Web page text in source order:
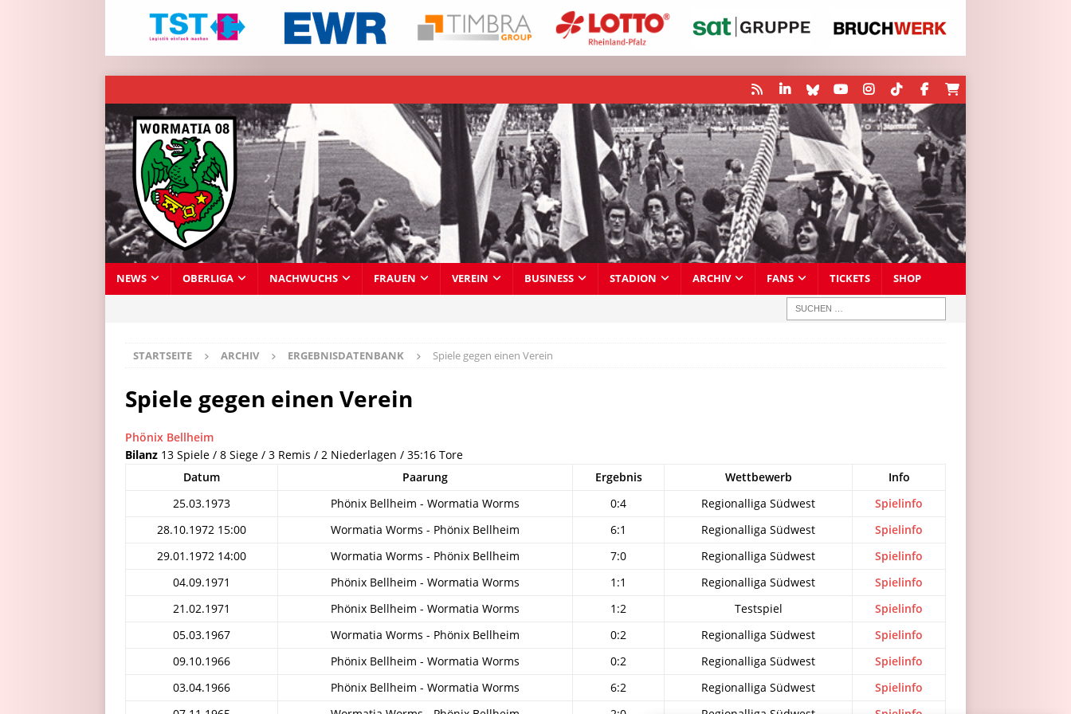
NEWS OBERLIGA NACHWUCHS FRAUEN VEREIN BUSINESS STADION ARCHIV FANS TICKETS SHOP
STARTSEITE ARCHIV ERGEBNISDATENBANK Spiele gegen einen Verein
Spiele gegen einen Verein
Phönix Bellheim
Bilanz 13 Spiele / 8 Siege / 3 Remis / 2 Niederlagen / 35:16 Tore
Datum
Paarung Ergebnis Wettbewerb
Info
25.03.1973
Phönix Bellheim - Wormatia Worms 0:4 Regionalliga Südwest
Spielinfo
28.10.1972 15:00
Wormatia Worms - Phönix Bellheim 6:1 Regionalliga Südwest
Spielinfo
29.01.1972 14:00
Wormatia Worms - Phönix Bellheim 7:0 Regionalliga Südwest
Spielinfo
04.09.1971
Phönix Bellheim - Wormatia Worms 1:1 Regionalliga Südwest
Spielinfo
21.02.1971
Phönix Bellheim - Wormatia Worms 1:2 Testspiel
Spielinfo
05.03.1967
Wormatia Worms - Phönix Bellheim 0:2 Regionalliga Südwest
Spielinfo
09.10.1966
Phönix Bellheim - Wormatia Worms 0:2 Regionalliga Südwest
Spielinfo
03.04.1966
Phönix Bellheim - Wormatia Worms 6:2 Regionalliga Südwest
Spielinfo